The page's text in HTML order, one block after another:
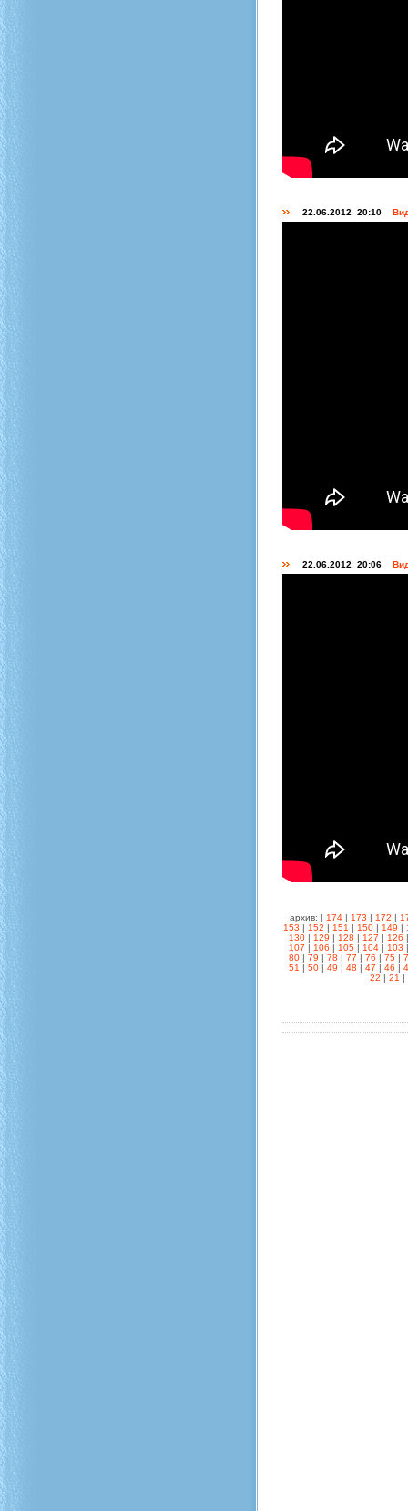
22.06.2012 20:10
22.06.2012 20:06
архив: | 174 | 173 | 172 |
153 | 152 | 151 | 150 | 149 |
130| 129 | 128 | 127 | 126
107 | 106 | 105 | 104 | 103
80 | 79 | 78 | 77 | 76 | 75 |
51 | 50 | 49 | 48 | 47 | 46 |
22 | 21 |